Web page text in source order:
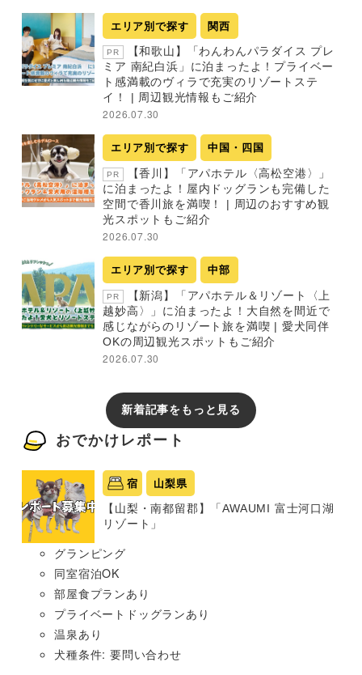
エリア別で探す 関西
PR
【和歌山】「わんわんパラダイス プレ
ミア 南紀白浜」に泊まったよ！プライベー
ト感満載のヴィラで充実のリゾートステ
イ！ | 周辺観光情報もご紹介
2026.07.30
エリア別で探す 中国・四国
PR
【香川】「アパホテル〈高松空港〉」
に泊まったよ！屋内ドッグランも完備した
空間で香川旅を満喫！ | 周辺のおすすめ観
光スポットもご紹介
2026.07.30
エリア別で探す 中部
PR
【新潟】「アパホテル＆リゾート〈上
越妙高〉」に泊まったよ！大自然を間近で
感じながらのリゾート旅を満喫 | 愛犬同伴
OKの周辺観光スポットもご紹介
2026.07.30
新着記事をもっと見る
おでかけレポート
宿 山梨県
【山梨・南都留郡】「AWAUMI 富士河口湖
リゾート」
グランピング
同室宿泊OK
部屋食プランあり
プライベートドッグランあり
温泉あり
犬種条件: 要問い合わせ